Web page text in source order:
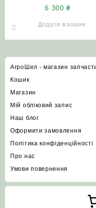
238АК) комбайн ДОН-
6 300₴
Додати в кошик
АгроШел - магазин
Кошик
Магазин
Мій обліковий запис
Наш блог
Оформити замовлення
Політика конфіденційності
Про нас
Умови повернення